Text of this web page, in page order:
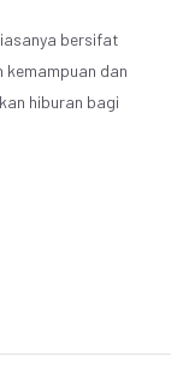
bersifat
dan
hiburan bagi